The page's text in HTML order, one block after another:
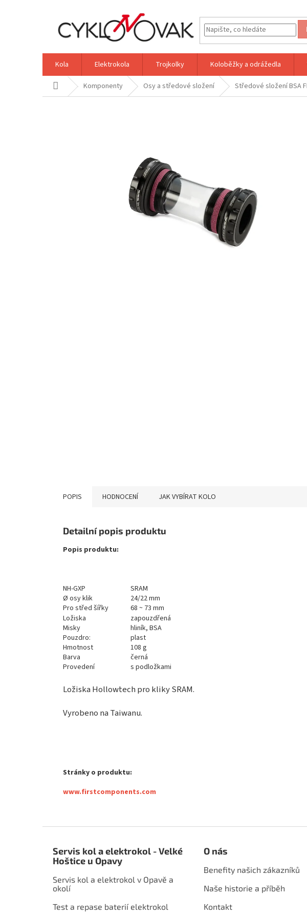
Kola Elektrokola Trojkolky Koloběžky a odrážedla
Domů Komponenty Osy a středové složení
Středové složení BSA
POPIS HODNOCENÍ JAK VYBÍRAT KOLO
Detailní popis produktu
Popis produktu:
NH-GXP
SRAM
Ø osy klik
24/22 mm
Pro střed šířky
68 ~ 73 mm
Ložiska
zapouzdřená
Misky
hliník, BSA
Pouzdro:
plast
Hmotnost
108 g
Barva
černá
Provedení
s podložkami
Ložiska Hollowtech pro kliky SRAM.
Vyrobeno na Taiwanu.
Stránky o produktu:
www.firstcomponents.com
Servis kol a elektrokol - Velké
Hoštice u Opavy
Servis kol a elektrokol v Opavě a
okolí
Test a repase baterií elektrokol
O nás
Benefity našich zákazníků
Naše historie a příběh
Kontakt